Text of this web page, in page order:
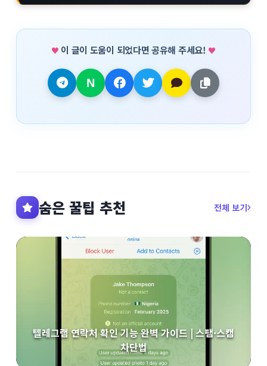
이 글이 도움이 되었다면 공유해 주세요!
숨은 꿀팁 추천 전체 보기
텔레그램 연락처 확인 기능 완벽 가이드 | 스팸·스캠
차단법